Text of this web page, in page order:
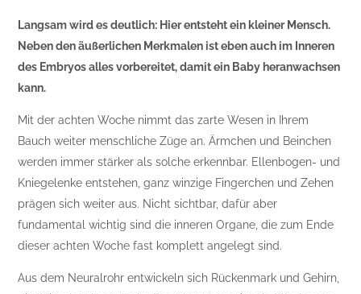
Langsam wird es deutlich: Hier entsteht ein kleiner Mensch.
Neben den äußerlichen Merkmalen ist eben auch im Inneren
des Embryos alles vorbereitet, damit ein Baby heranwachsen
kann.
Mit der achten Woche nimmt das zarte Wesen in Ihrem
Bauch weiter menschliche Züge an. Ärmchen und Beinchen
werden immer stärker als solche erkennbar. Ellenbogen- und
Kniegelenke entstehen, ganz winzige Fingerchen und Zehen
prägen sich weiter aus. Nicht sichtbar, dafür aber
fundamental wichtig sind die inneren Organe, die zum Ende
dieser achten Woche fast komplett angelegt sind.
Aus dem Neuralrohr entwickeln sich Rückenmark und Gehirn,